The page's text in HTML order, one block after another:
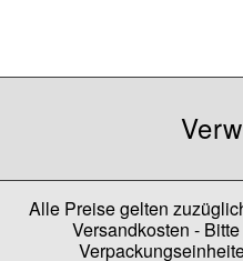
Alle Preise gelten
Versandkosten -